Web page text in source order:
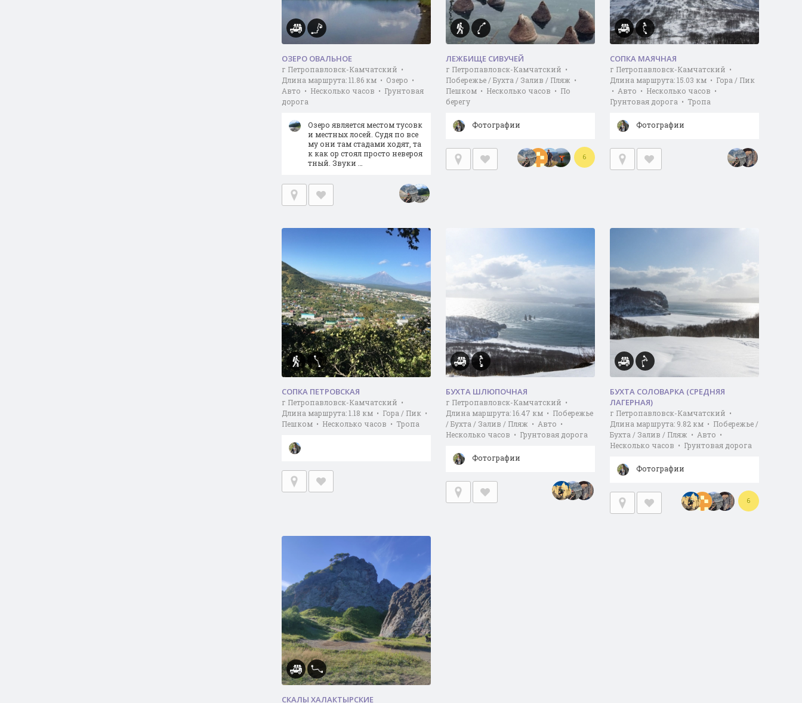
ОЗЕРО ОВАЛЬНОЕ
г Петропавловск-Камчатский •
Длина маршрута: 11.86 км • Озеро •
Авто • Несколько часов • Грунтовая
дорога
Озеро является местом тусовк
и местных лосей. Судя по все
му они там стадами ходят, та
к как ор стоял просто невероя
тный. Звуки …
ЛЕЖБИЩЕ СИВУЧЕЙ
г Петропавловск-Камчатский •
Побережье / Бухта / Залив / Пляж •
Пешком • Несколько часов • По
берегу
Фотографии
6
СОПКА МАЯЧНАЯ
г Петропавловск-Камчатский •
Длина маршрута: 15.03 км • Гора / Пик
• Авто • Несколько часов •
Грунтовая дорога • Тропа
Фотографии
СОПКА ПЕТРОВСКАЯ
г Петропавловск-Камчатский •
Длина маршрута: 1.18 км • Гора / Пик •
Пешком • Несколько часов • Тропа
БУХТА ШЛЮПОЧНАЯ
г Петропавловск-Камчатский •
Длина маршрута: 16.47 км • Побережье
/ Бухта / Залив / Пляж • Авто •
Несколько часов • Грунтовая дорога
Фотографии
БУХТА СОЛОВАРКА (СРЕДНЯЯ
ЛАГЕРНАЯ)
г Петропавловск-Камчатский •
Длина маршрута: 9.82 км • Побережье /
Бухта / Залив / Пляж • Авто •
Несколько часов • Грунтовая дорога
Фотографии
6
СКАЛЫ ХАЛАКТЫРСКИЕ